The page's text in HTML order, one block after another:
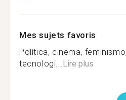
Mes sujets favoris
Política, cinema,
tecnologi... Lire plus